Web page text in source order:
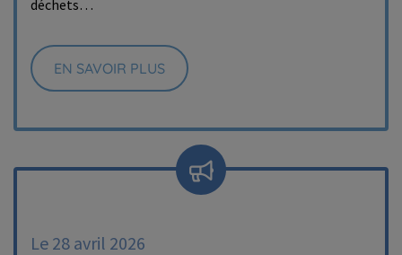
déchets…
EN SAVOIR PLUS
Le 28 avril 2026